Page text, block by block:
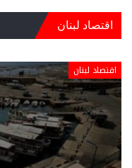
اقتصاد لبنان
اقتصاد لبنان